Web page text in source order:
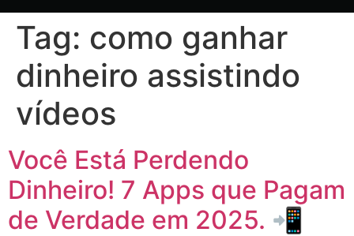
Tag: como ganhar
dinheiro assistindo
vídeos
Você Está Perdendo
Dinheiro! 7 Apps que Pagam
de Verdade em 2025. 📲